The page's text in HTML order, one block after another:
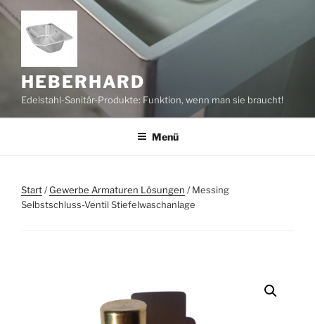
Zum
Inhalt
springen
HEBERHARD
Edelstahl-Sanitär-Produkte: Funktion, wenn man sie braucht!
Menü
Start/Gewerbe Armaturen Lösungen / Messing
Selbstschluss-Ventil Stiefelwaschanlage